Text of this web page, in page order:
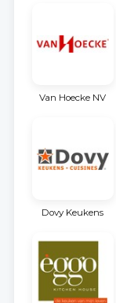
Van Hoecke NV
Dovy Keukens